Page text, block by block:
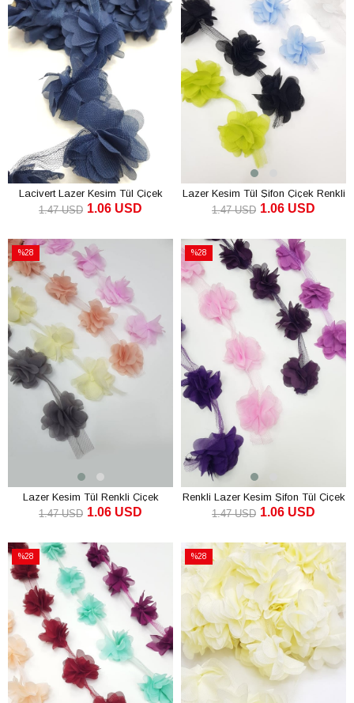
Lacivert Lazer Kesim Tül Çiçek
1.06 USD
1.47 USD
Lazer Kesim Tül Şifon Çiçek Renkli
1.06 USD
1.47 USD
%28
İndirim
%28İndirim
Lazer Kesim Tül Renkli Çiçek
1.06 USD
1.47 USD
%28
İndirim
%28İndirim
Renkli Lazer Kesim Şifon Tül Çiçek
1.06 USD
1.47 USD
%28
İndirim
%28İndirim
%28
İndirim
%28İndirim